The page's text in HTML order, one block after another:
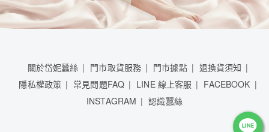
關於岱妮蠶絲 門市取貨服務 門市據點
退換貨須知
隱私權政策
常見問題FAQ LINE 線上客服
FACEBOOK
INSTAGRAM
認識蠶絲